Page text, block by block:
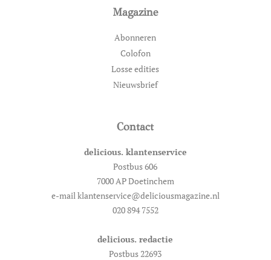
Magazine
Abonneren
Colofon
Losse edities
Nieuwsbrief
Contact
delicious. klantenservice
Postbus 606
7000 AP Doetinchem
e-mail klantenservice@deliciousmagazine.nl
020 894 7552
delicious. redactie
Postbus 22693